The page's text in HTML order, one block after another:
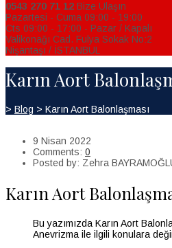
0543 270 71 12 Bize Ulaşın
Pazartesi - Cuma 09:00 - 19:00
Cts 09:00 - 17:00 - Pazar / Kapalı
Valikonağı Cad. Fulya Sokak No:2
Nişantaşı / İSTANBUL
Karın Aort
> Blog > Karın Aort Balonlaşması
9 Nisan 2022
Comments: 0
Posted by: Zehra
Karın Aort
Bu yazımızda Karın Aort
Anevrizma ile ilgili konulara